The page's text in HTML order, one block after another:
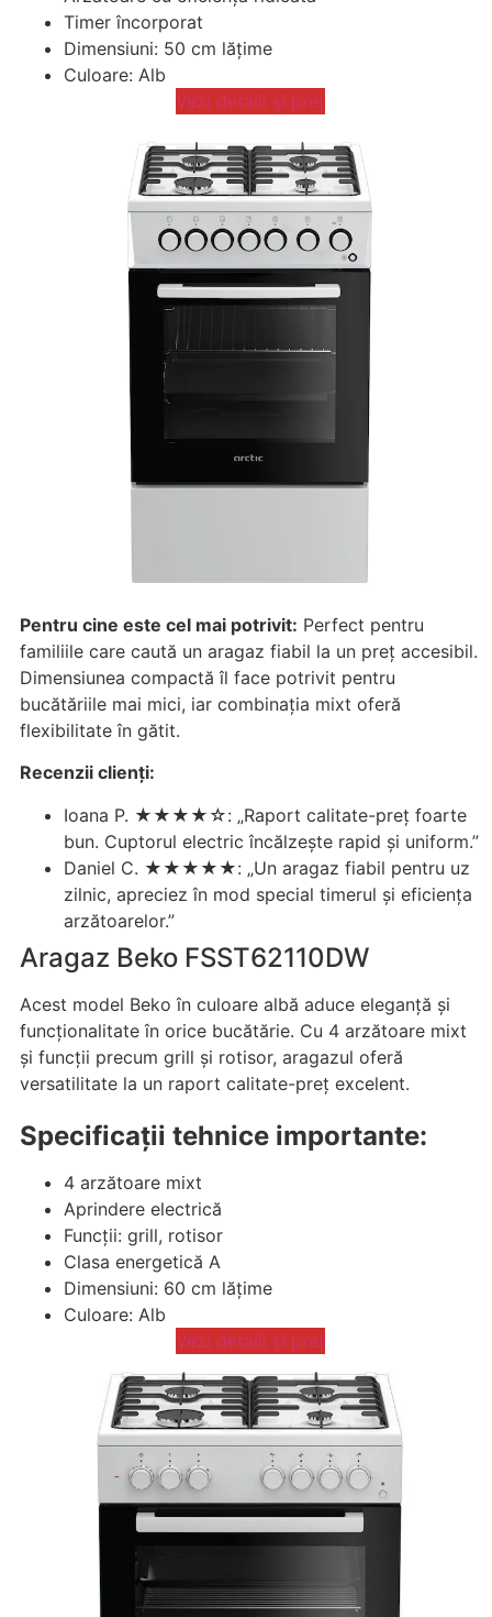
Timer încorporat
Dimensiuni: 50 cm lățime
Culoare: Alb
Vezi detalii și preț
Pentru cine este cel mai potrivit: Perfect pentru
familiile care caută un aragaz fiabil la un preț accesibil.
Dimensiunea compactă îl face potrivit pentru
bucătăriile mai mici, iar combinația mixt oferă
flexibilitate în gătit.
Recenzii clienți:
Ioana P. ★★★★☆: „Raport calitate-preț foarte
bun. Cuptorul electric încălzește rapid și uniform.”
Daniel C. ★★★★★: „Un aragaz fiabil pentru uz
zilnic, apreciez în mod special timerul și eficiența
arzătoarelor.”
Aragaz Beko FSST62110DW
Acest model Beko în culoare albă aduce eleganță și
funcționalitate în orice bucătărie. Cu 4 arzătoare mixt
și funcții precum grill și rotisor, aragazul oferă
versatilitate la un raport calitate-preț excelent.
Specificații tehnice importante:
4 arzătoare mixt
Aprindere electrică
Funcții: grill, rotisor
Clasa energetică A
Dimensiuni: 60 cm lățime
Culoare: Alb
Vezi detalii și preț